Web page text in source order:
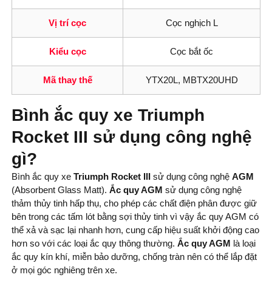
Vị trí cọc Cọc nghịch L
Kiểu cọc Cọc bắt ốc
Mã thay thế YTX20L, MBTX20UHD
Bình ắc quy xe Triumph
Rocket III sử dụng công nghệ
gì?
Bình ắc quy xe Triumph Rocket III sử dụng công nghệ AGM
(Absorbent Glass Matt). Ắc quy AGM sử dụng công nghệ
thảm thủy tinh hấp thụ, cho phép các chất điện phân được giữ
bên trong các tấm lót bằng sợi thủy tinh vì vậy ắc quy AGM có
thể xả và sạc lại nhanh hơn, cung cấp hiệu suất khởi động cao
hơn so với các loại ắc quy thông thường. Ắc quy AGM là loại
ắc quy kín khí, miễn bảo dưỡng, chống tràn nên có thể lắp đặt
ở mọi góc nghiêng trên xe.